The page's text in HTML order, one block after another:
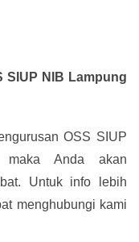
SIUP NIB Lampung
OSS SIUP
maka Anda akan
Untuk info lebih
menghubungi kami